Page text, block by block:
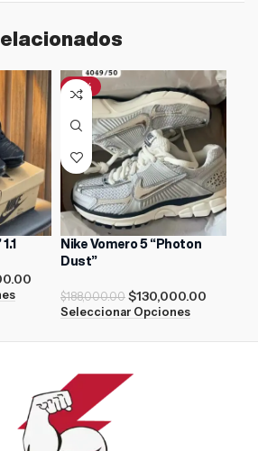
-31%
Nike Vomero 5 “Photon
Dust”
$188,000.00 $130,000.00
Seleccionar Opciones